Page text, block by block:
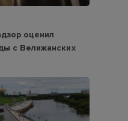
оценил
с Велижанских